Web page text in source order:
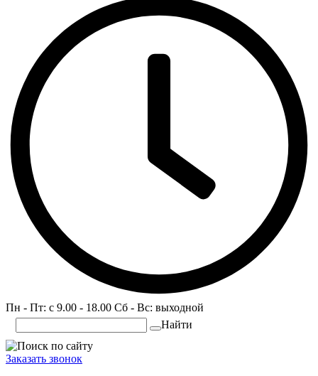
Пн - Пт: c 9.00 - 18.00 Сб - Вс: выходной
Найти
Заказать звонок